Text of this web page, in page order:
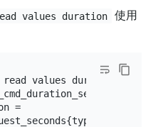
values duration
使用
values duration =
=